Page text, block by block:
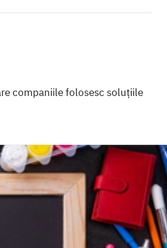
companiile folosesc soluțiile